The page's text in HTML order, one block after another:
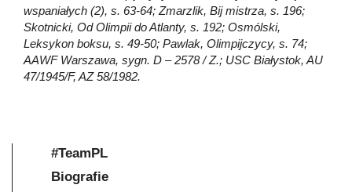
wspaniałych (2), s. 63-64; Zmarzlik, Bij mistrza, s. 196;
Skotnicki, Od Olimpii do Atlanty, s. 192; Osmólski,
Leksykon boksu, s. 49-50; Pawlak, Olimpijczycy, s. 74;
AAWF Warszawa, sygn. D – 2578 / Z.; USC Białystok, AU
47/1945/F, AZ 58/1982.
#TeamPL
Biografie